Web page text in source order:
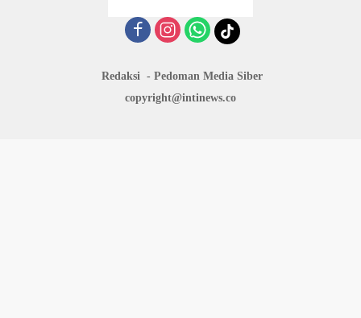
Redaksi
Pedoman Media Siber
copyright@intinews.co